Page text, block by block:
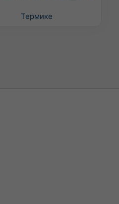
Термике